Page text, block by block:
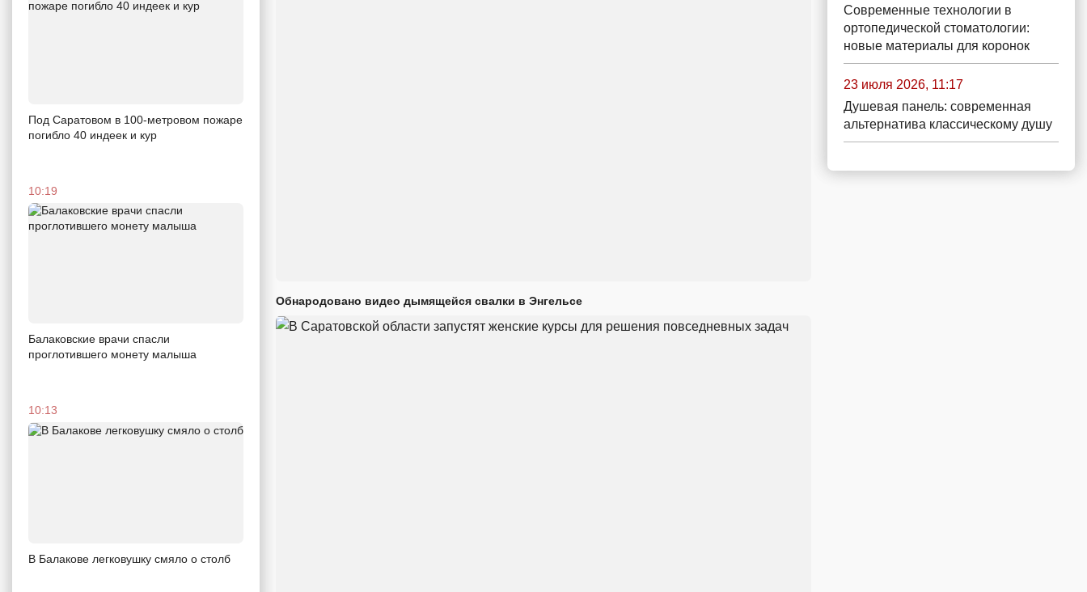
Под Саратовом в 100-метровом пожаре
погибло 40 индеек и кур
10:19
Балаковские врачи спасли
проглотившего монету малыша
10:13
В Балакове легковушку смяло о столб
Обнародовано видео дымящейся свалки в Энгельсе
Современные технологии в
ортопедической стоматологии:
новые материалы для коронок
23 июля 2026, 11:17
Душевая панель: современная
альтернатива классическому душу